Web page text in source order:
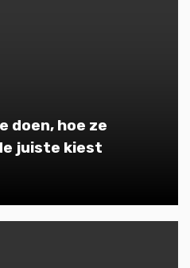
doen, hoe ze
juiste kiest